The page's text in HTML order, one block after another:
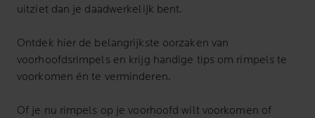
uitziet dan je daadwerkelijk bent.
Ontdek hier de belangrijkste oorzaken van
voorhoofdsrimpels en krijg handige tips om rimpels te
voorkomen én te verminderen.
Of je nu rimpels op je voorhoofd wilt voorkomen of